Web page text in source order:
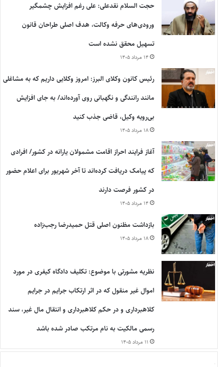
حجت السلام نقدعلی: علی رغم افزایش چشمگیر
ورودی‌های حرفه وکالت، هدف اصلی طراحان قانون
تسهیل محقق نشده است
۱۴ مرداد ۱۴۰۵
رئیس کانون وکلای البرز: امروز وکلایی داریم که به مشاغلی
مانند رانندگی و نگهبانی روی آورده‌اند/ به جای افزایش
بی‌رویه وکیل، قاضی جذب کنید
۱۸ مرداد ۱۴۰۵
آغاز فرایند احراز اقامت مشمولان یارانه در کشور/ افرادی
که پیامک دریافت کرده‌اند تا آخر شهریور برای اعلام حضور
در کشور فرصت دارند
۱۴ مرداد ۱۴۰۵
بازداشت مظنون اصلی قتل حمیدرضا رجب‌زاده
۱۸ مرداد ۱۴۰۵
نظریه مشورتی با موضوع: تکلیف دادگاه کیفری در مورد
اموال غیر منقول که در اثر ارتکاب جرایم در جرایم
کلاهبرداری و در حکم کلاهبرداری و انتقال مال غیر، سند
رسمی مالکیت به نام مرتکب صادر شده باشد
۱۱ مرداد ۱۴۰۵